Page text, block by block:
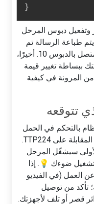
وتفعيل دبوس المرحل
إذا تم الضغط على الزر 1، يتم طباعة الرسالة تم
لمس الزر 1 ويتم تفعيل المرحل المتصل بالدبوس 10. أخيرًا،
ببساطة تغيير قيمة
المرونة في كيفية
تتوقعه
بالتحكم في الحمل
المتصل عن طريق لمس الوسادات المقابلة على TTP224.
سيشغّل المرحل
يمكنه تشغيل ضوءك 💡. إذا
(في الفيديو
تأكد من توصيل
قصر أو تلف لأجهزتك.